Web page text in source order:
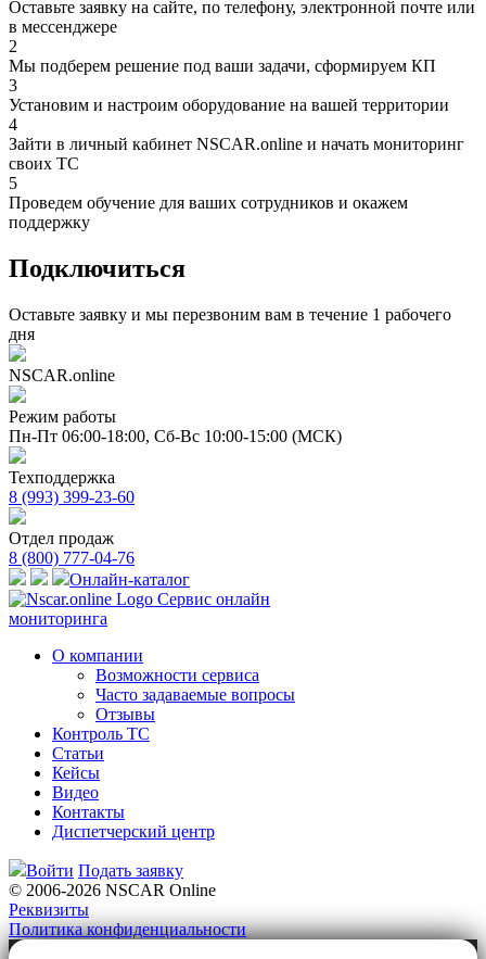
Оставьте заявку на сайте, по телефону, электронной почте или
в мессенджере
2
Мы подберем решение под ваши задачи, сформируем КП
3
Установим и настроим оборудование на вашей территории
4
Зайти в личный кабинет NSCAR.online и начать мониторинг
своих ТС
5
Проведем обучение для ваших сотрудников и окажем
поддержку
Подключиться
Оставьте заявку и мы перезвоним вам в течение 1 рабочего
дня
NSCAR.online
Режим работы
Пн-Пт 06:00-18:00, Сб-Вс 10:00-15:00 (МСК)
Техподдержка
8 (993) 399-23-60
Отдел продаж
8 (800) 777-04-76
Онлайн-каталог
Сервис онлайн
мониторинга
О компании
Возможности сервиса
Часто задаваемые вопросы
Отзывы
Контроль ТС
Статьи
Кейсы
Видео
Контакты
Диспетчерский центр
Войти Подать заявку
© 2006-2026 NSCAR Online
Реквизиты
Политика конфиденциальности